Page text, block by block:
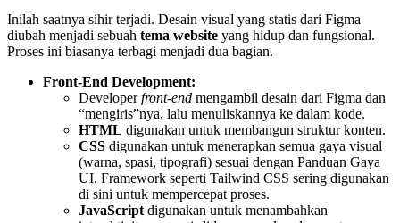
Inilah saatnya sihir terjadi. Desain visual yang statis dari Figma
diubah menjadi sebuah tema website yang hidup dan fungsional.
Proses ini biasanya terbagi menjadi dua bagian.
Front-End Development:
Developerfront-end mengambil desain dari Figma dan
“mengiris”nya, lalu menuliskannya ke dalam kode.
HTML digunakan untuk membangun struktur konten.
CSS digunakan untuk menerapkan semua gaya visual
(warna, spasi, tipografi) sesuai dengan Panduan Gaya
UI. Framework seperti Tailwind CSS sering digunakan
di sini untuk mempercepat proses.
JavaScript digunakan untuk menambahkan